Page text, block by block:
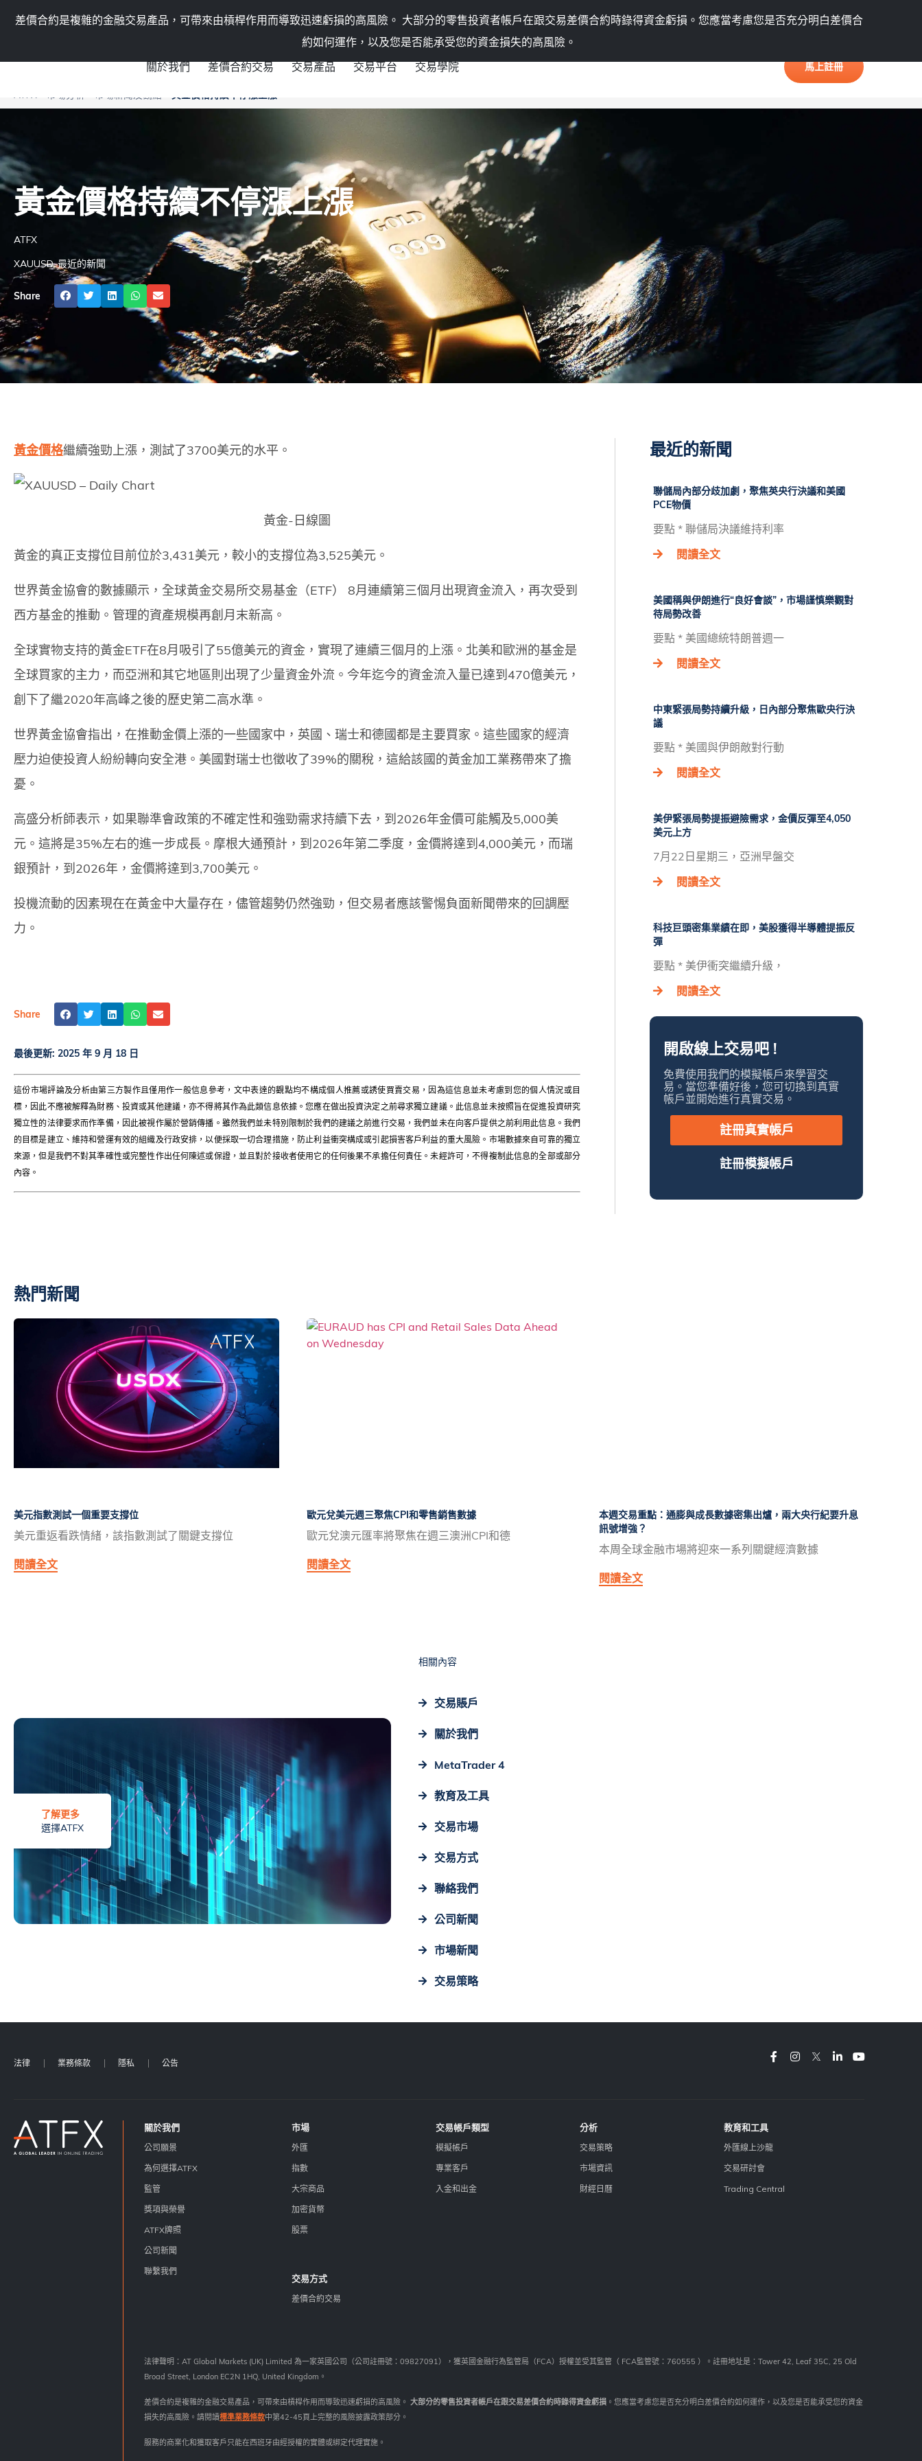
差價合約是複雜的金融交易產品，可帶來由槓桿作用而導致迅速虧損的高風險。 大部分的零售投資者帳戶在跟交易差價合約時錄得資金虧損。 您應當考慮您是否充分明白差價合
約如何運作，以及您是否能承受您的資金損失的高風險。
機構業務 聯絡我們 語言 會員中心
關於我們 差價合約交易 交易產品 交易平台 交易學院 馬上註冊
ATFX 市場分析 市場新聞及觀點 黃金價格持續不停漲上漲
黃金價格持續不停漲上漲
ATFX
XAUUSD,最近的新聞
Share
黃金價格繼續強勁上漲，測試了3700美元的水平。
黃金-日線圖
黃金的真正支撐位目前位於3,431美元，較小的支撐位為3,525美元。
世界黃金協會的數據顯示，全球黃金交易所交易基金（ETF） 8月連續第三個月出現資金流入，再次受到
西方基金的推動。管理的資產規模再創月末新高。
全球實物支持的黃金ETF在8月吸引了55億美元的資金，實現了連續三個月的上漲。北美和歐洲的基金是
全球買家的主力，而亞洲和其它地區則出現了少量資金外流。今年迄今的資金流入量已達到470億美元，
創下了繼2020年高峰之後的歷史第二高水準。
世界黃金協會指出，在推動金價上漲的一些國家中，英國、瑞士和德國都是主要買家。這些國家的經濟
壓力迫使投資人紛紛轉向安全港。美國對瑞士也徵收了39%的關稅，這給該國的黃金加工業務帶來了擔
憂。
高盛分析師表示，如果聯準會政策的不確定性和強勁需求持續下去，到2026年金價可能觸及5,000美
元。這將是35%左右的進一步成長。摩根大通預計，到2026年第二季度，金價將達到4,000美元，而瑞
銀預計，到2026年，金價將達到3,700美元。
投機流動的因素現在在黃金中大量存在，儘管趨勢仍然強勁，但交易者應該警惕負面新聞帶來的回調壓
力。
Share
最後更新: 2025 年 9 月 18 日
這份市場評論及分析由第三方製作且僅用作一般信息參考，文中表達的觀點均不構成個人推薦或誘使買賣交易，因為這信息並未考慮到您的個人情況或目
標，因此不應被解釋為財務、投資或其他建議，亦不得將其作為此類信息依據。您應在做出投資決定之前尋求獨立建議。此信息並未按照旨在促進投資研究
獨立性的法律要求而作準備，因此被視作屬於營銷傳播。雖然我們並未特別限制於我們的建議之前進行交易，我們並未在向客戶提供之前利用此信息。我們
的目標是建立、維持和營運有效的組織及行政安排，以便採取一切合理措施，防止利益衝突構成或引起損害客戶利益的重大風險。市場數據來自可靠的獨立
來源，但是我們不對其準確性或完整性作出任何陳述或保證，並且對於接收者使用它的任何後果不承擔任何責任。未經許可，不得複制此信息的全部或部分
內容。
最近的新聞
聯儲局內部分歧加劇，聚焦英央行決議和美國
PCE物價
要點 * 聯儲局決議維持利率
閱讀全文
美國稱與伊朗進行“良好會談”，市場謹慎樂觀對
待局勢改善
要點 * 美國總統特朗普週一
閱讀全文
中東緊張局勢持續升級，日內部分聚焦歐央行決
議
要點 * 美國與伊朗敵對行動
閱讀全文
美伊緊張局勢提振避險需求，金價反彈至4,050
美元上方
7月22日星期三，亞洲早盤交
閱讀全文
科技巨頭密集業績在即，美股獲得半導體提振反
彈
要點 * 美伊衝突繼續升級，
閱讀全文
開啟線上交易吧 !
免費使用我們的模擬帳戶來學習交
易。當您準備好後，您可切換到真實
帳戶並開始進行真實交易。
註冊真實帳戶
註冊模擬帳戶
熱門新聞
美元指數測試一個重要支撐位
美元重返看跌情緒，該指數測試了關鍵支撐位
閱讀全文
歐元兌美元週三聚焦CPI和零售銷售數據
歐元兌澳元匯率將聚焦在週三澳洲CPI和德
閱讀全文
本週交易重點：通膨與成長數據密集出爐，兩大央行紀要升息
訊號增強？
本周全球金融市場將迎來一系列關鍵經濟數據
閱讀全文
了解更多
選擇ATFX
相關內容
交易賬戶
關於我們
MetaTrader 4
教育及工具
交易市場
交易方式
聯絡我們
公司新聞
市場新聞
交易策略
法律 業務條款 隱私 公告
關於我們
公司願景
為何選擇ATFX
監管
獎項與榮譽
ATFX牌照
公司新聞
聯繫我們
市場
外匯
指數
大宗商品
加密貨幣
股票
交易方式
差價合約交易
交易帳戶類型
模擬帳戶
專業客戶
入金和出金
分析
交易策略
市場資訊
財經日曆
教育和工具
外匯線上沙龍
交易研討會
Trading Central
法律聲明：AT Global Markets (UK) Limited 為一家英國公司（公司註冊號：09827091），獲英國金融行為監管局（FCA）授權並受其監管（ FCA監管號：760555 ）。註冊地址是：Tower 42, Leaf 35C, 25 Old
Broad Street, London EC2N 1HQ, United Kingdom。
差價合約是複雜的金融交易產品，可帶來由槓桿作用而導致迅速虧損的高風險。 大部分的零售投資者帳戶在跟交易差價合約時錄得資金虧損 。您應當考慮您是否充分明白差價合約如何運作，以及您是否能承受您的資金
損失的高風險。請閱讀標準業務條款中第42-45頁上完整的風險披露政策部分。
服務的商業化和獲取客戶只能在西班牙由經授權的實體或綁定代理實施。